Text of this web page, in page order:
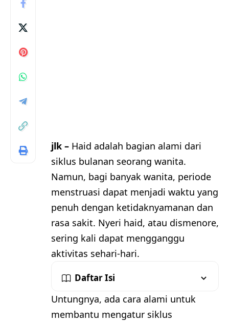
jlk – Haid adalah bagian alami dari
siklus bulanan seorang wanita.
Namun, bagi banyak wanita, periode
menstruasi dapat menjadi waktu yang
penuh dengan ketidaknyamanan dan
rasa sakit. Nyeri haid, atau dismenore,
sering kali dapat mengganggu
aktivitas sehari-hari.
Daftar Isi
Untungnya, ada cara alami untuk
membantu mengatur siklus